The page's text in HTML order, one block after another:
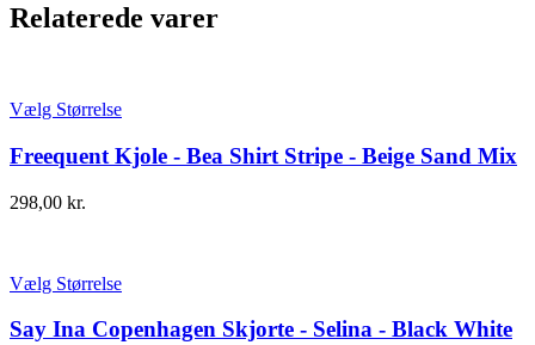
Relaterede varer
Vælg Størrelse
Freequent Kjole - Bea Shirt Stripe - Beige Sand Mix
298,00 kr.
Vælg Størrelse
Say Ina Copenhagen Skjorte - Selina - Black White